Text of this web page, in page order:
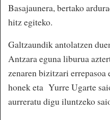
Basajaunera, bertako
hitz egiteko.
Galtzaundik antolatzen
Antzara eguna liburua
zenaren bizitzari
honek eta Yurre Ugarte
aurreratu digu iluntzeko